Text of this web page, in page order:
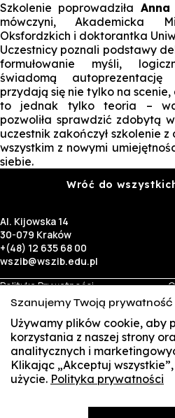
Szkolenie poprowadziła Anna
mówczyni, Akademicka
Oksfordzkich i doktorantka
Uczestnicy poznali podstawy
formułowanie myśli,
świadomą
przydają się nie tylko na
to jednak tylko teoria –
pozwoliła sprawdzić zdobytą
uczestnik zakończył szkolenie
wszystkim z nowymi
siebie.
Wróć do
Al. Kijowska 14
30-079 Kraków
+(48) 12 635 68 00
wszib@wszib.edu.pl
Polityka Prywatności
RODO
Identyfikacja wizualna
Biznes
Wynajem sal
Targi pracy
Szanujemy Twoją prywatność
Używamy plików cookie, aby
korzystania z naszej strony
analitycznych i
Klikając „Akceptuj
użycie. Polityka prywatności